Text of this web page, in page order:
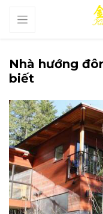
Nhà hướng
biết